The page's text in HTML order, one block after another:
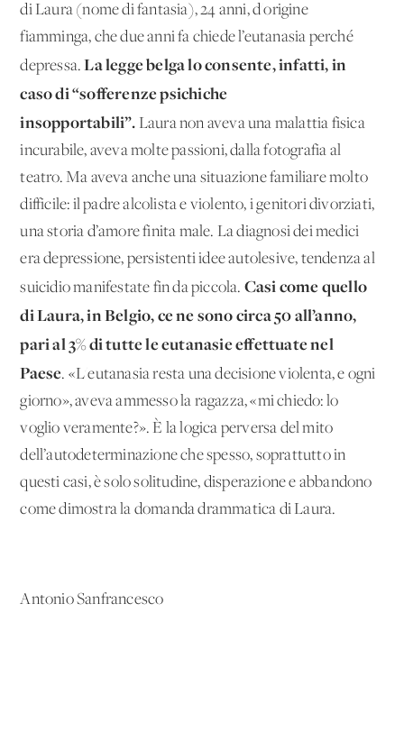
di Laura (nome di fantasia), 24 anni, d'origine
fiamminga, che due anni fa chiede l’eutanasia perché
depressa.La legge belga lo consente, infatti, in
caso di “sofferenze psichiche
insopportabili”. Laura non aveva una malattia fisica
incurabile, aveva molte passioni, dalla fotografia al
teatro. Ma aveva anche una situazione familiare molto
difficile: il padre alcolista e violento, i genitori divorziati,
una storia d’amore finita male. La diagnosi dei medici
era depressione, persistenti idee autolesive, tendenza al
suicidio manifestate fin da piccola. Casi come quello
di Laura, in Belgio, ce ne sono circa 50 all’anno,
pari al 3% di tutte le eutanasie effettuate nel
Paese. «L'eutanasia resta una decisione violenta, e ogni
giorno», aveva ammesso la ragazza, «mi chiedo: lo
voglio veramente?». È la logica perversa del mito
dell’autodeterminazione che spesso, soprattutto in
questi casi, è solo solitudine, disperazione e abbandono
come dimostra la domanda drammatica di Laura.
Antonio Sanfrancesco